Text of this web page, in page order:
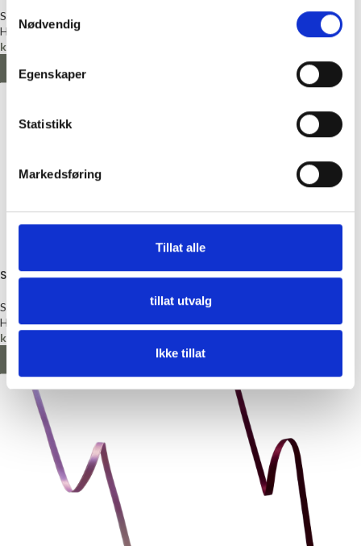
Nødvendig
Egenskaper
Statistikk
Markedsføring
Tillat alle
tillat utvalg
Ikke tillat
Satengbånd
Hjelmtvedt
kr
LEGG I HANDLEKURV
Satengbånd, 6mm, Vinrød
Satengbånd
Hjelmtvedt
kr
Satengbånd, 6mm, Lys Lilla
Satengbånd
Hjelmtvedt
LEGG I HANDLEKURV